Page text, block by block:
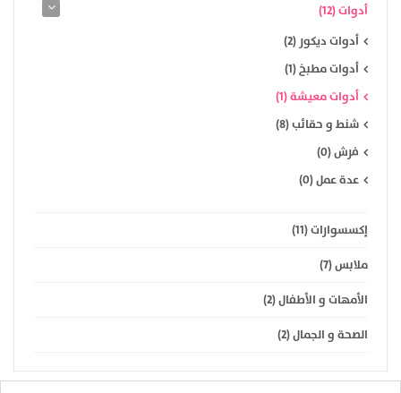
أدوات (12)
أدوات ديكور (2)
أدوات مطبخ (1)
أدوات معيشة (1)
شنط و حقائب (8)
فرش (0)
عدة عمل (0)
إكسسوارات (11)
ملابس (7)
الأمهات و الأطفال (2)
الصحة و الجمال (2)